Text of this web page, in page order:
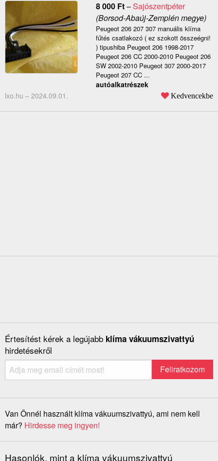
8 000 Ft–Sajószentpéter
(Borsod-Abaúj-Zemplén megye)
Peugeot 206 207 307 manuális klíma
fűtés csatlakozó ( ez szokott összeégni!
) tipushiba Peugeot 206 1998-2017
Peugeot 206 CC 2000-2010 Peugeot 206
SW 2002-2010 Peugeot 307 2000-2017
Peugeot 207 CC ...
autóalkatrészek
lxo.hu – 2024.09.01. Kedvencekbe
Értesítést kérek a legújabb klíma vákuumszivattyú
hirdetésekről
Van Önnél használt klíma vákuumszivattyú, ami nem kell
már? Hirdesse meg ingyen!
Hasonlók, mint a klíma vákuumszivattyú